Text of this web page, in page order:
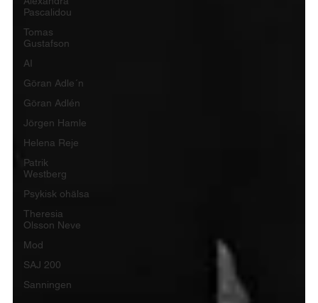
Pascalidou
Tomas
Gustafson
AI
Göran Adle´n
Göran Adlén
Jörgen Hamle
Helena Reje
Patrik
Westberg
Psykisk ohälsa
Theresia
Olsson Neve
Mod
SAJ 200
Sanningen